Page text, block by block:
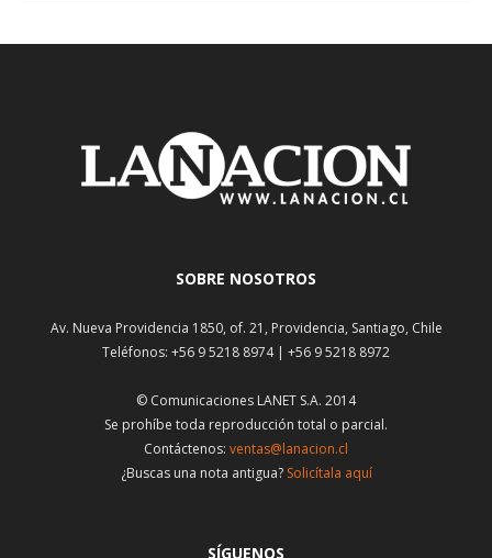
SOBRE NOSOTROS
Av. Nueva Providencia 1850, of. 21, Providencia, Santiago, Chile
Teléfonos: +56 9 5218 8974 | +56 9 5218 8972
© Comunicaciones LANET S.A. 2014
Se prohíbe toda reproducción total o parcial.
Contáctenos: ventas@lanacion.cl
¿Buscas una nota antigua? Solicítala aquí
SÍGUENOS